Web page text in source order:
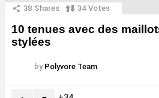
38 Shares 34 Votes
10 tenues avec des
stylées
by Polyvore Team